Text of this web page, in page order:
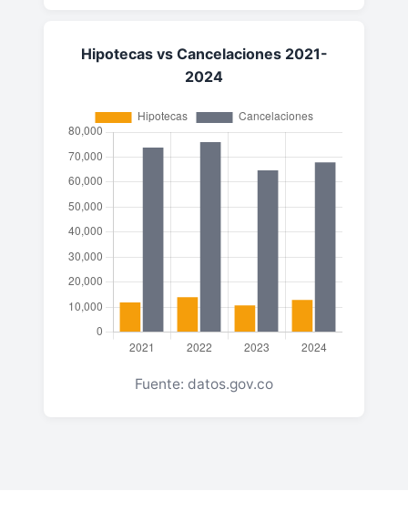
Hipotecas vs Cancelaciones 2021-
2024
Fuente: datos.gov.co